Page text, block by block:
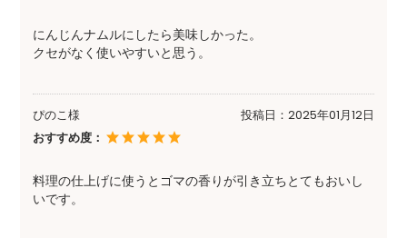
にんじんナムルにしたら美味しかった。
クセがなく使いやすいと思う。
ぴのこ様 投稿日： 2025年01月12日
おすすめ度：
料理の仕上げに使うとゴマの香りが引き立ちとてもおいし
いです。